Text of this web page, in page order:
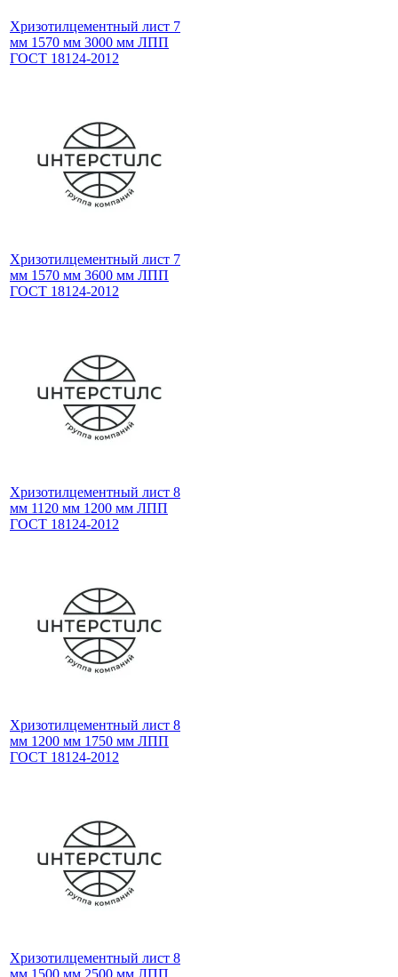
Хризотилцементный лист 7
мм 1570 мм 3000 мм ЛПП
ГОСТ 18124-2012
Хризотилцементный лист 7
мм 1570 мм 3600 мм ЛПП
ГОСТ 18124-2012
Хризотилцементный лист 8
мм 1120 мм 1200 мм ЛПП
ГОСТ 18124-2012
Хризотилцементный лист 8
мм 1200 мм 1750 мм ЛПП
ГОСТ 18124-2012
Хризотилцементный лист 8
мм 1500 мм 2500 мм ЛПП